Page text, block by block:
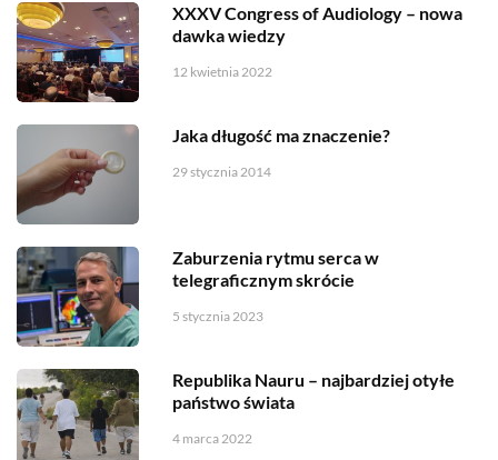
XXXV Congress of Audiology – nowa
dawka wiedzy
12 kwietnia 2022
Jaka długość ma znaczenie?
29 stycznia 2014
Zaburzenia rytmu serca w
telegraficznym skrócie
5 stycznia 2023
Republika Nauru – najbardziej otyłe
państwo świata
4 marca 2022